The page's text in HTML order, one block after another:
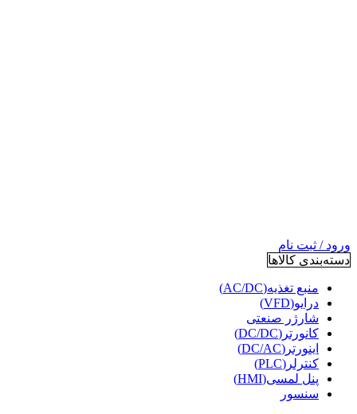
ورود / ثبت نام
دسته‌بندی کالاها
منبع تغذیه(AC/DC)
درایو(VFD)
شارژر صنعتی
کانورتر(DC/DC)
اینورتر(DC/AC)
کنترلر(PLC)
پنل لمسی(HMI)
سنسور